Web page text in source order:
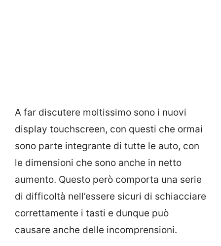
A far discutere moltissimo sono i nuovi
display touchscreen, con questi che ormai
sono parte integrante di tutte le auto, con
le dimensioni che sono anche in netto
aumento. Questo però comporta una serie
di difficoltà nell’essere sicuri di schiacciare
correttamente i tasti e dunque può
causare anche delle incomprensioni.